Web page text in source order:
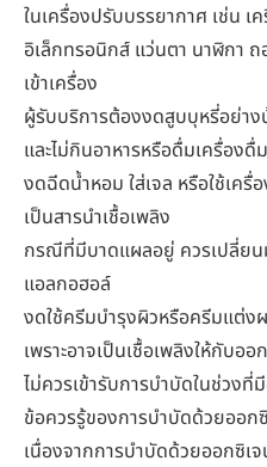
ในเครื่องปรับบรรยากาศ เช่น
อิเล็กทรอนิกส์ แว่นตา นาฬิกา
เข้าเครื่อง
ผู้รับบริการต้องงดสูบบุหรี่อย่า
และไม่กินอาหารหรือดื่มเครื่อง
งดฉีดน้ำหอม ใส่เจล หรือใช้เครื่
เป็นสารนำเชื้อเพลิง
กรณีที่มีบาดแผลอยู่ ควรเปลี่ยน
แอลกอฮอล์
งดใช้ครีมบำรุงผิวหรือครีมแต่
เพราะอาจเป็นเชื้อเพลิงให้กับอ
ไม่ควรเข้ารับการบำบัดในช่วงที่
ข้อควรรู้ของการบำบัดด้วยออก
เนื่องจากการบำบัดด้วยออกซิ